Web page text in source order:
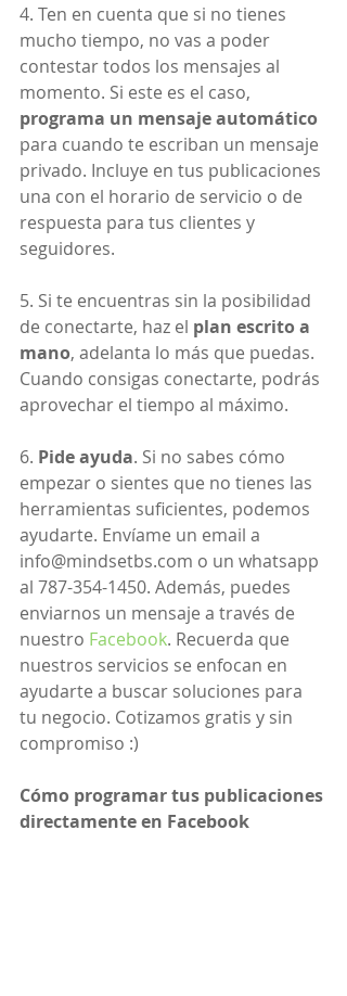
4. Ten en cuenta que si no tienes
mucho tiempo, no vas a poder
contestar todos los mensajes al
momento. Si este es el caso,
programa un mensaje automático
para cuando te escriban un mensaje
privado. Incluye en tus publicaciones
una con el horario de servicio o de
respuesta para tus clientes y
seguidores.
5. Si te encuentras sin la posibilidad
de conectarte, haz el plan escrito a
mano, adelanta lo más que puedas.
Cuando consigas conectarte, podrás
aprovechar el tiempo al máximo.
6. Pide ayuda. Si no sabes cómo
empezar o sientes que no tienes las
herramientas suficientes, podemos
ayudarte. Envíame un email a
info@mindsetbs.com o un whatsapp
al 787-354-1450. Además, puedes
enviarnos un mensaje a través de
nuestro Facebook. Recuerda que
nuestros servicios se enfocan en
ayudarte a buscar soluciones para
tu negocio. Cotizamos gratis y sin
compromiso :)
Cómo programar tus publicaciones
directamente en Facebook